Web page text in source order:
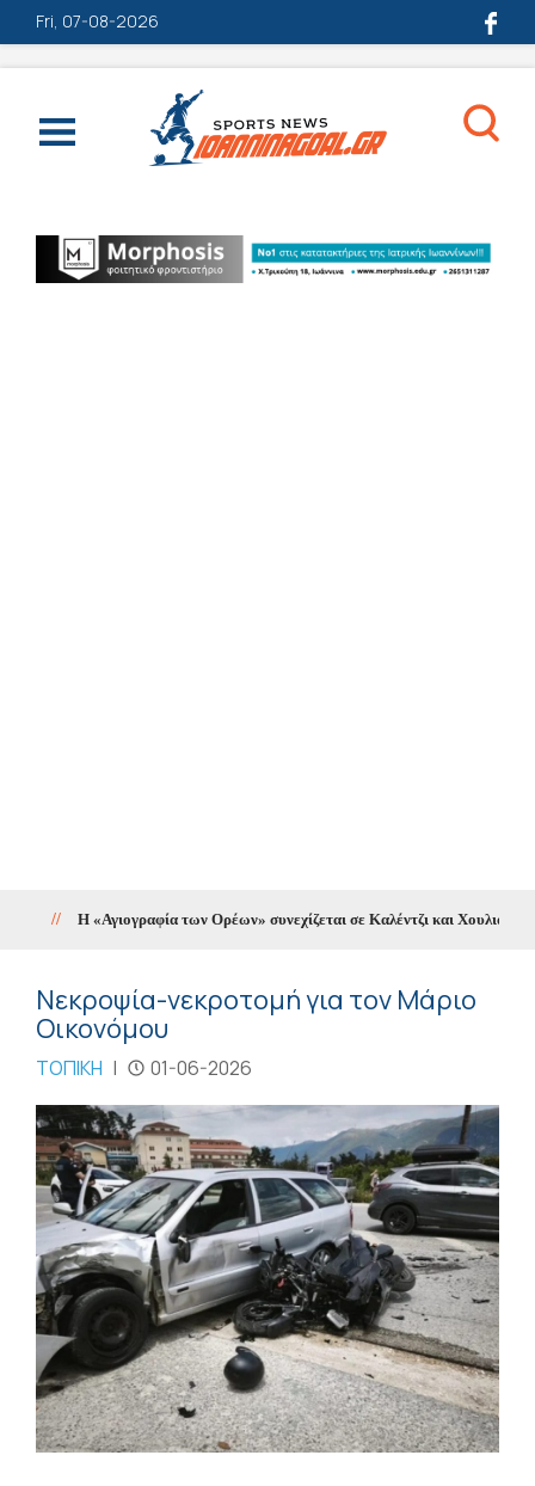
Fri, 07-08-2026
Η «Αγιογραφία των Ορέων» συνεχίζεται σε Καλέντζι και Χουλιαράδες
Νεκροψία-νεκροτομή για τον Μάριο
Οικονόμου
ΤΟΠΙΚΗ | 01-06-2026